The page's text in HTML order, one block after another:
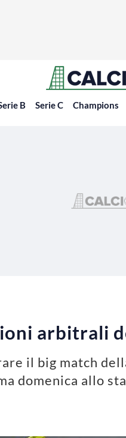
B Serie C Champions
arbitrali
il big match
domenica allo